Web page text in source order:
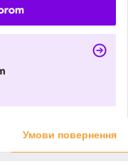
Умови повернення